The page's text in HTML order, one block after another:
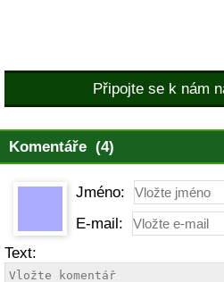
Připojte se k nám
Komentáře (4)
Jméno:
E-mail:
Text: